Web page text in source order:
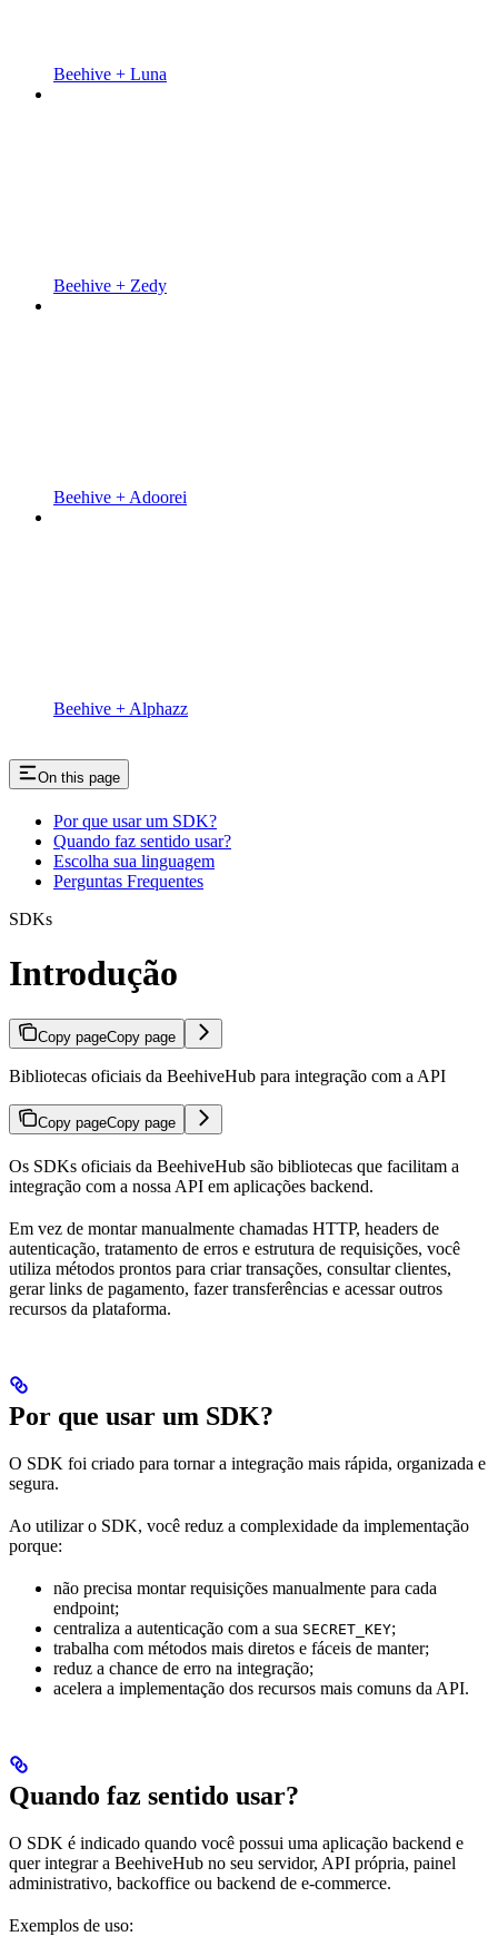
Beehive + Luna
Beehive + Zedy
Beehive + Adoorei
Beehive + Alphazz
On this page
Por que usar um SDK?
Quando faz sentido usar?
Escolha sua linguagem
Perguntas Frequentes
SDKs
Introdução
Copy pageCopy page
Bibliotecas oficiais da BeehiveHub para integração com a API
Copy pageCopy page
Os SDKs oficiais da BeehiveHub são bibliotecas que facilitam a
integração com a nossa API em aplicações backend.
Em vez de montar manualmente chamadas HTTP, headers de
autenticação, tratamento de erros e estrutura de requisições, você
utiliza métodos prontos para criar transações, consultar clientes,
gerar links de pagamento, fazer transferências e acessar outros
recursos da plataforma.
Por que usar um SDK?
O SDK foi criado para tornar a integração mais rápida, organizada e
segura.
Ao utilizar o SDK, você reduz a complexidade da implementação
porque:
não precisa montar requisições manualmente para cada
endpoint;
centraliza a autenticação com a sua SECRET_KEY;
trabalha com métodos mais diretos e fáceis de manter;
reduz a chance de erro na integração;
acelera a implementação dos recursos mais comuns da API.
Quando faz sentido usar?
O SDK é indicado quando você possui uma aplicação backend e
quer integrar a BeehiveHub no seu servidor, API própria, painel
administrativo, backoffice ou backend de e-commerce.
Exemplos de uso: